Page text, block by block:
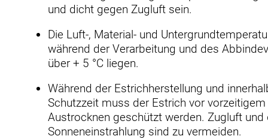
und dicht gegen Zugluft sein.
Die Luft-, Material- und
während der Verarbeitung und des
über + 5 °C liegen.
Während der Estrichherstellung und
Schutzzeit muss der Estrich vor vorzeitigem
Austrocknen geschützt werden. Zugluft und
Sonneneinstrahlung sind zu vermeiden.